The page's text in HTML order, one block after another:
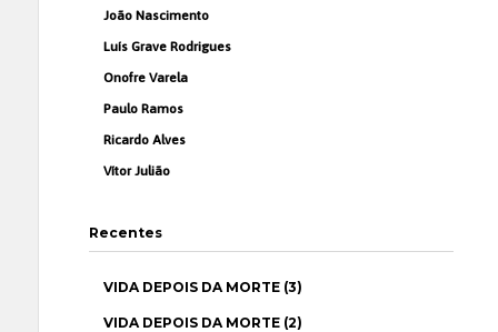
João Nascimento
Luís Grave Rodrigues
Onofre Varela
Paulo Ramos
Ricardo Alves
Vítor Julião
Recentes
VIDA DEPOIS DA MORTE (3)
VIDA DEPOIS DA MORTE (2)